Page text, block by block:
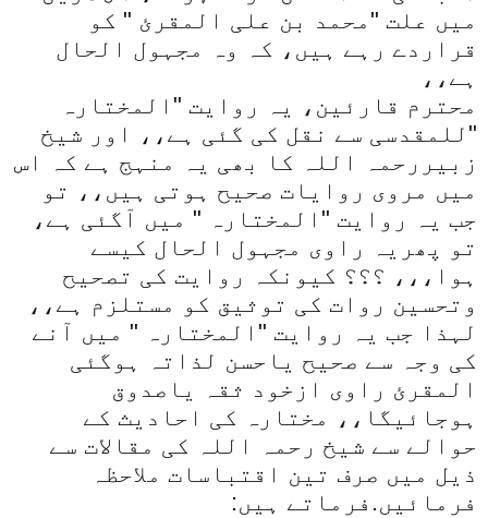
میں علت "محمد بن علی المقرئ " کو
قراردے رہے ہیں، کہ وہ مجہول الحال
ہے،،
محترم قارئین، یہ روایت "المختارہ
"للمقدسی سے نقل کی گئی ہے،، اور شیخ
زبیررحمہ اللہ کا بھی یہ منہج ہے کہ اس
میں مروی روایات صحیح ہوتی ہیں،، تو
جب یہ روایت "المختارہ " میں آگئی ہے،
تو پھریہ راوی مجہول الحال کیسے
ہوا،،، ؟؟؟ کیونکہ روایت کی تصحیح
وتحسین روات کی توثیق کو مستلزم ہے،،
لہذا جب یہ روایت "المختارہ " میں آنے
کی وجہ سے صحیح یاحسن لذاتہ ہوگئی
المقرئ راوی ازخود ثقہ یاصدوق
ہوجائیگا،، مختارہ کی احادیث کے
حوالے سے شیخ رحمہ اللہ کی مقالات سے
ذیل میں صرف تین اقتباسات ملاحظہ
فرمائیں.فرماتے ہیں: